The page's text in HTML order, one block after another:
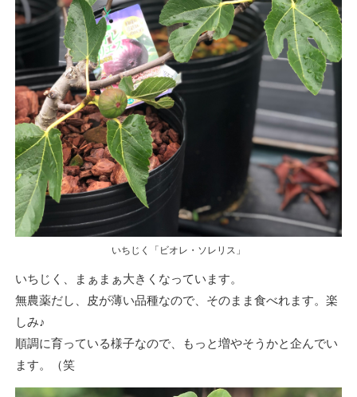
いちじく「ビオレ・ソレリス」
いちじく、まぁまぁ大きくなっています。
無農薬だし、皮が薄い品種なので、そのまま食べれます。楽
しみ♪
順調に育っている様子なので、もっと増やそうかと企んでい
ます。（笑